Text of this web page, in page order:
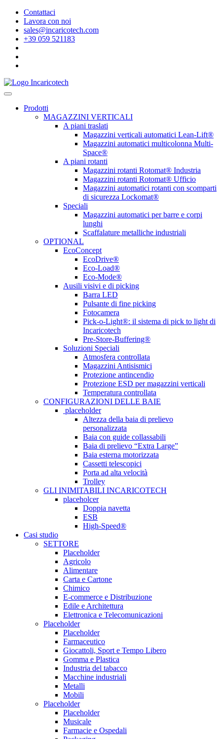
Contattaci
Lavora con noi
sales@incaricotech.com
+39 059 521183
Prodotti
MAGAZZINI VERTICALI
A piani traslati
Magazzini verticali automatici Lean-Lift®
Magazzini automatici multicolonna Multi-
Space®
A piani rotanti
Magazzini rotanti Rotomat® Industria
Magazzini rotanti Rotomat® Ufficio
Magazzini automatici rotanti con scomparti
di sicurezza Lockomat®
Speciali
Magazzini automatici per barre e corpi
lunghi
Scaffalature metalliche industriali
OPTIONAL
EcoConcept
EcoDrive®
Eco-Load®
Eco-Mode®
Ausili visivi e di picking
Barra LED
Pulsante di fine picking
Fotocamera
Pick-o-Light®: il sistema di pick to light di
Incaricotech
Pre-Store-Buffering®
Soluzioni Speciali
Atmosfera controllata
Magazzini Antisismici
Protezione antincendio
Protezione ESD per magazzini verticali
Temperatura controllata
CONFIGURAZIONI DELLE BAIE
placeholder
Altezza della baia di prelievo
personalizzata
Baia con guide collassabili
Baia di prelievo “Extra Large”
Baia esterna motorizzata
Cassetti telescopici
Porta ad alta velocità
Trolley
GLI INIMITABILI INCARICOTECH
placeholcer
Doppia navetta
ESB
High-Speed®
Casi studio
SETTORE
Placeholder
Agricolo
Alimentare
Carta e Cartone
Chimico
E-commerce e Distribuzione
Edile e Architettura
Elettronica e Telecomunicazioni
Placeholder
Placeholder
Farmaceutico
Giocattoli, Sport e Tempo Libero
Gomma e Plastica
Industria del tabacco
Macchine industriali
Metalli
Mobili
Placeholder
Placeholder
Musicale
Farmacie e Ospedali